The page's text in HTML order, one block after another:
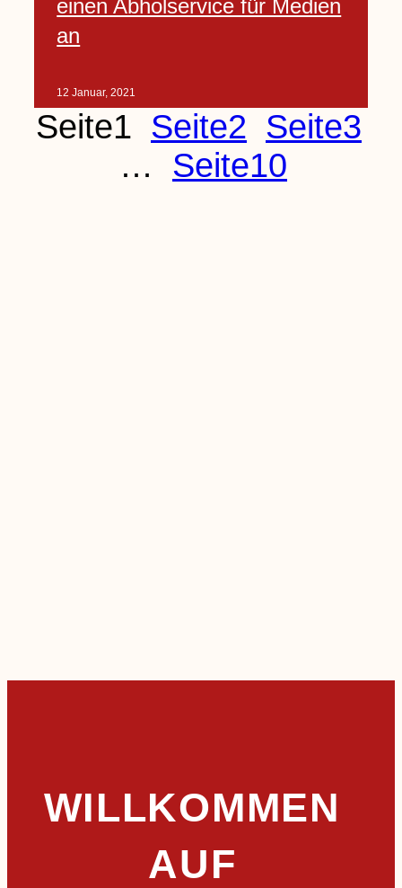
einen Abholservice für Medien
an
12 Januar, 2021
Seite1 Seite2 Seite3
…
Seite10
WILLKOMMEN
AUF